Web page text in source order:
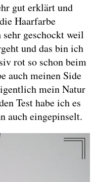
gut erklärt und
Haarfarbe
geschockt weil
und das bin ich
rot so schon beim
auch meinen Side
mein Natur
Test habe ich es
auch eingepinselt.